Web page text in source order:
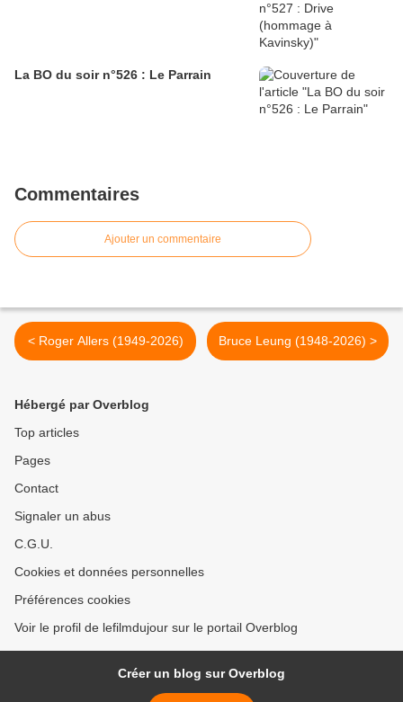
La BO du soir n°526 : Le Parrain
Commentaires
Ajouter un commentaire
< Roger Allers (1949-2026) Bruce Leung (1948-2026) >
Hébergé par Overblog
Top articles
Pages
Contact
Signaler un abus
C.G.U.
Cookies et données personnelles
Préférences cookies
Voir le profil de lefilmdujour sur le portail Overblog
Créer un blog sur Overblog